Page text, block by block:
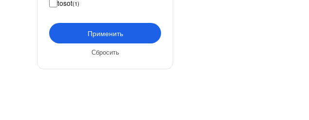
tosot(1)
Применить
Сбросить